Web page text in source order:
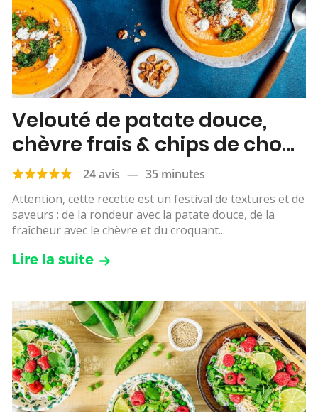
Velouté de patate douce,
chèvre frais & chips de chou
kale
24 avis — 35 minutes
Attention, cette recette est un festival de textures et de
saveurs : de la rondeur avec la patate douce, de la
fraîcheur avec le chèvre et du croquant...
Lire la suite